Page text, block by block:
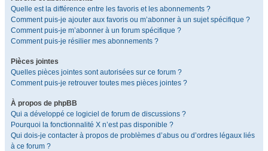
Quelle est la différence entre les favoris et les abonnements ?
Comment puis-je ajouter aux favoris ou m’abonner à un sujet spécifique ?
Comment puis-je m’abonner à un forum spécifique ?
Comment puis-je résilier mes abonnements ?
Pièces jointes
Quelles pièces jointes sont autorisées sur ce forum ?
Comment puis-je retrouver toutes mes pièces jointes ?
À propos de phpBB
Qui a développé ce logiciel de forum de discussions ?
Pourquoi la fonctionnalité X n’est pas disponible ?
Qui dois-je contacter à propos de problèmes d’abus ou d’ordres légaux liés
à ce forum ?